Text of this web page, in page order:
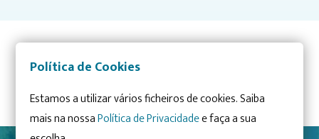
Política de Cookies
Estamos a utilizar vários ficheiros de cookies. Saiba
mais na nossaPolítica de Privacidadee faça a sua